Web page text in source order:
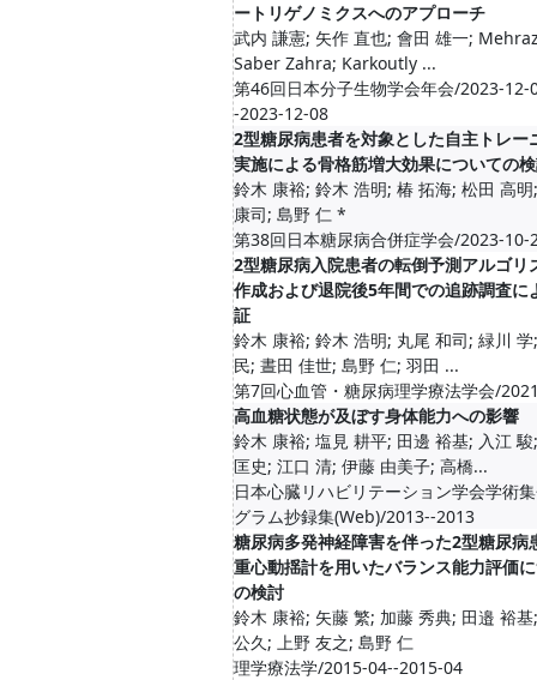
ートリゲノミクスへのアプローチ
武内 謙憲; 矢作 直也; 會田 雄一;
Saber Zahra; Karkoutly ...
第46回日本分子生物学会年会/2023-12-
-2023-12-08
2型糖尿病患者を対象とした自主トレー
実施による骨格筋増大効果についての
鈴木 康裕; 鈴木 浩明; 椿 拓海; 松田 高
康司; 島野 仁 *
第38回日本糖尿病合併症学会/2023-10-
2型糖尿病入院患者の転倒予測アルゴリ
作成および退院後5年間での追跡調査に
証
鈴木 康裕; 鈴木 浩明; 丸尾 和司; 緑川
民; 晝田 佳世; 島野 仁; 羽田 ...
第7回心血管・糖尿病理学療法学会/
高血糖状態が及ぼす身体能力への影響
鈴木 康裕; 塩見 耕平; 田邊 裕基; 入江
匡史; 江口 清; 伊藤 由美子; 高橋...
日本心臓リハビリテーション学会学術
グラム抄録集(Web)/2013--2013
糖尿病多発神経障害を伴った2型糖尿病
重心動揺計を用いたバランス能力評価
の検討
鈴木 康裕; 矢藤 繁; 加藤 秀典; 田邉 裕
公久; 上野 友之; 島野 仁
理学療法学/2015-04--2015-04